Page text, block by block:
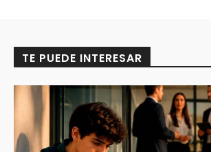
TE PUEDE INTERESAR